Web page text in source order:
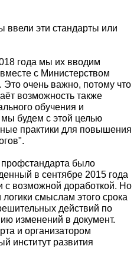
ввели эти стандарты или
года мы их вводим
с Министерством
очень важно, потому что
возможность также
обучения и
мы будем с этой целью
практики для повышения
профстандарта было
в сентябре 2015 года
с возможной доработкой. Но
смыслам этого срока
действий по
изменений в документ.
и организатором
институт развития